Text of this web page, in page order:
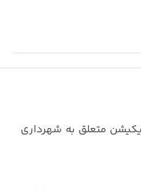
متعلق به شهرداری